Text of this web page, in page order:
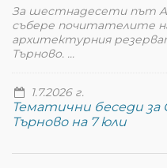
За шестнадесети път
събере почитателите
архитектурния
Търново. ...
1.7.2026 г.
Тематични беседи
Търново на 7 юли